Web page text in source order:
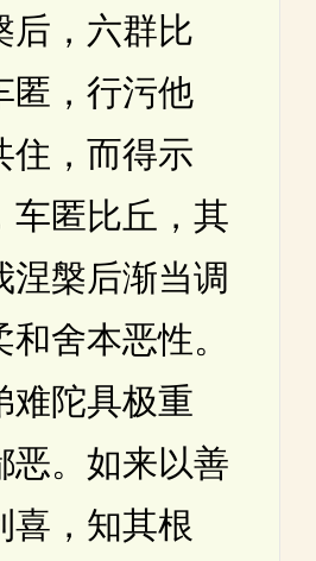
后，六群比
匿，行污他
住，而得示
车匿比丘，其
涅槃后渐当调
舍本恶性。
难陀具极重
恶。如来以善
喜，知其根